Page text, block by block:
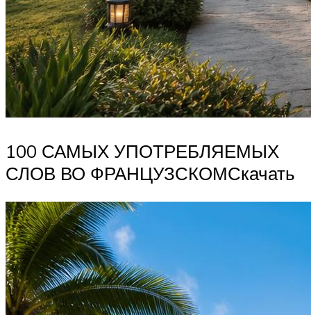
100 САМЫХ УПОТРЕБЛЯЕМЫХ
СЛОВ ВО ФРАНЦУЗСКОМСкачать